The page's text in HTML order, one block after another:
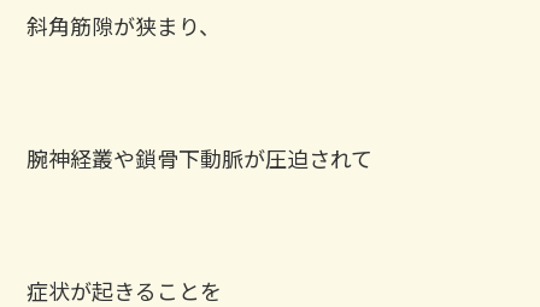
斜角筋隙が狭まり、
腕神経叢や鎖骨下動脈が圧迫されて
症状が起きることを